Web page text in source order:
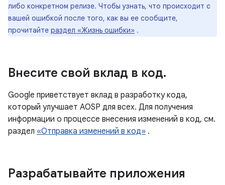
либо конкретном релизе. Чтобы узнать, что происходит с
вашей ошибкой после того, как вы ее сообщите,
прочитайте раздел «Жизнь ошибки» .
Внесите свой вклад в код.
Google приветствует вклад в разработку кода,
который улучшает AOSP для всех. Для получения
информации о процессе внесения изменений в код, см.
раздел «Отправка изменений в код» .
Разрабатывайте приложения